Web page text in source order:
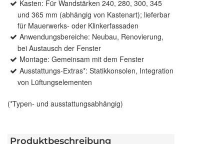
Kasten: Für Wandstärken 240, 280, 300, 345
und 365 mm (abhängig von Kastenart); lieferbar
für Mauerwerks- oder Klinkerfassaden
Anwendungsbereiche: Neubau, Renovierung,
bei Austausch der Fenster
Montage: Gemeinsam mit dem Fenster
Ausstattungs-Extras*: Statikkonsolen, Integration
von Lüftungselementen
(*Typen- und ausstattungsabhängig)
Produktbeschreibung